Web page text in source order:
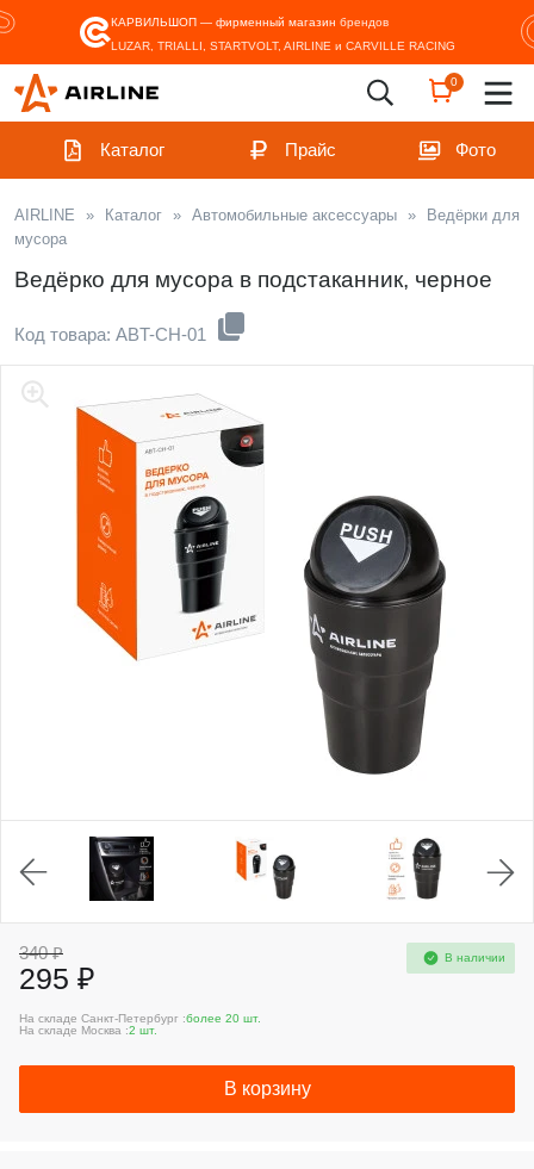
КАРВИЛЬШОП — фирменный магазин брендов
LUZAR, TRIALLI, STARTVOLT, AIRLINE и CARVILLE RACING
0
Каталог Прайс Фото
AIRLINE » Каталог » Автомобильные аксессуары »
Ведёрки для
мусора
Ведёрко для мусора в подстаканник, черное
Код товара: ABT-CH-01
340 ₽
295 ₽
В наличии
На складе Санкт-Петербург :более 20 шт.
На складе Москва :2 шт.
В корзину